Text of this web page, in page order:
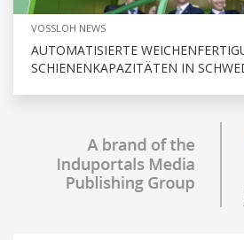
VOSSLOH NEWS
AUTOMATISIERTE
SCHIENENKAPAZITÄTEN IN